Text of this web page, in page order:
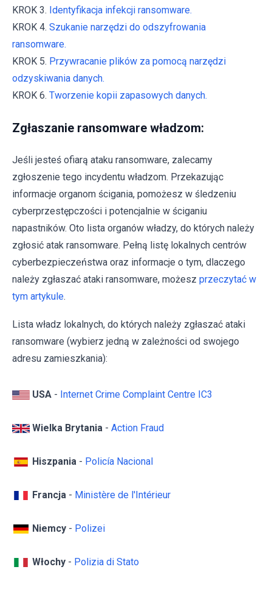
KROK 3. Identyfikacja infekcji ransomware.
KROK 4. Szukanie narzędzi do odszyfrowania
ransomware.
KROK 5. Przywracanie plików za pomocą narzędzi
odzyskiwania danych.
KROK 6. Tworzenie kopii zapasowych danych.
Zgłaszanie ransomware władzom:
Jeśli jesteś ofiarą ataku ransomware, zalecamy
zgłoszenie tego incydentu władzom. Przekazując
informacje organom ścigania, pomożesz w śledzeniu
cyberprzestępczości i potencjalnie w ściganiu
napastników. Oto lista organów władzy, do których należy
zgłosić atak ransomware. Pełną listę lokalnych centrów
cyberbezpieczeństwa oraz informacje o tym, dlaczego
należy zgłaszać ataki ransomware, możesz przeczytać w
tym artykule.
Lista władz lokalnych, do których należy zgłaszać ataki
ransomware (wybierz jedną w zależności od swojego
adresu zamieszkania):
USA - Internet Crime Complaint Centre IC3
Wielka Brytania - Action Fraud
Hiszpania - Policía Nacional
Francja - Ministère de l'Intérieur
Niemcy - Polizei
Włochy - Polizia di Stato